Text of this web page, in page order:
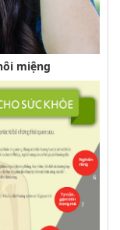
miệng